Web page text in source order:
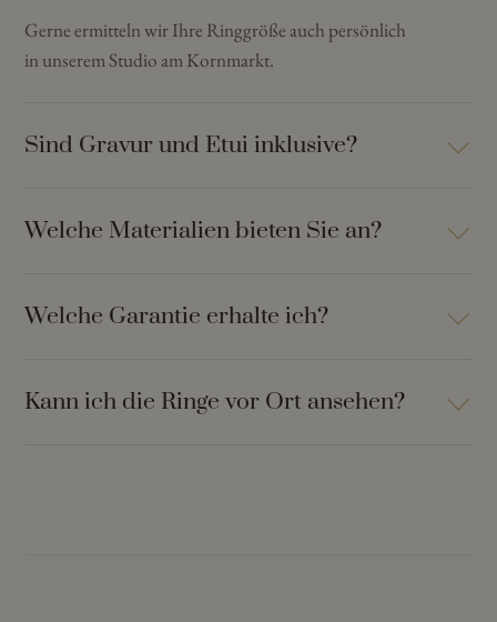
Gerne ermitteln wir Ihre Ringgröße auch persönlich
in unserem Studio am Kornmarkt.
Sind Gravur und Etui inklusive?
Welche Materialien bieten Sie an?
Welche Garantie erhalte ich?
Kann ich die Ringe vor Ort ansehen?